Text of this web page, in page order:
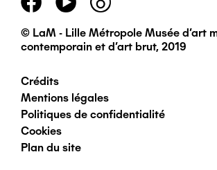
principal
© LaM - Lille Métropole Musée d'art
contemporain et d'art brut, 2019
Pied
de
page
Crédits
Mentions légales
Politiques de confidentialité
Cookies
Plan du site